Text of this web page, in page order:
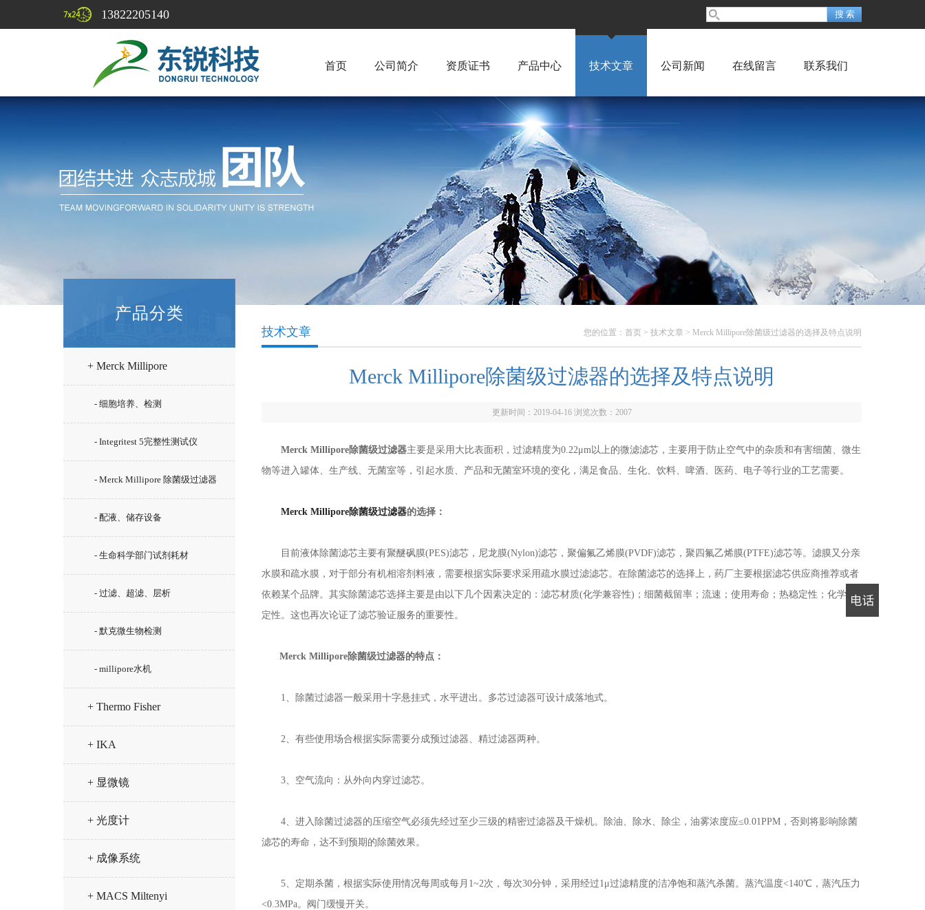
13822205140
首页 公司简介 资质证书 产品中心 技术文章 公司新闻 在线留言 联系我们
产品分类
+ Merck Millipore
- 细胞培养、检测
- Integritest 5完整性测试仪
- Merck Millipore 除菌级过滤器
- 配液、储存设备
- 生命科学部门试剂耗材
- 过滤、超滤、层析
- 默克微生物检测
- millipore水机
+ Thermo Fisher
+ IKA
+ 显微镜
+ 光度计
+ 成像系统
+ MACS Miltenyi
您的位置： 首页 > 技术文章 > Merck Millipore除菌级过滤器的选择及特点说明
技术文章
Merck Millipore除菌级过滤器的选择及特点说明
更新时间：2019-04-16 浏览次数： 2007
Merck Millipore除菌级过滤器主要是采用大比表面积，过滤精度为0.22μm以上的微滤滤芯，主要用于防止空气中的杂质和有害细菌、微生
物等进入罐体、生产线、无菌室等，引起水质、产品和无菌室环境的变化，满足食品、生化、饮料、啤酒、医药、电子等行业的工艺需要。
Merck Millipore除菌级过滤器的选择：
目前液体除菌滤芯主要有聚醚砜膜(PES)滤芯，尼龙膜(Nylon)滤芯，聚偏氟乙烯膜(PVDF)滤芯，聚四氟乙烯膜(PTFE)滤芯等。滤膜又分亲
水膜和疏水膜，对于部分有机相溶剂料液，需要根据实际要求采用疏水膜过滤滤芯。在除菌滤芯的选择上，药厂主要根据滤芯供应商推荐或者
依赖某个品牌。其实除菌滤芯选择主要是由以下几个因素决定的：滤芯材质(化学兼容性)；细菌截留率；流速；使用寿命；热稳定性；化学稳
定性。这也再次论证了滤芯验证服务的重要性。
Merck Millipore除菌级过滤器的特点：
1、除菌过滤器一般采用十字悬挂式，水平进出。多芯过滤器可设计成落地式。
2、有些使用场合根据实际需要分成预过滤器、精过滤器两种。
3、空气流向：从外向内穿过滤芯。
4、进入除菌过滤器的压缩空气必须先经过至少三级的精密过滤器及干燥机。除油、除水、除尘，油雾浓度应≤0.01PPM，否则将影响除菌
滤芯的寿命，达不到预期的除菌效果。
5、定期杀菌，根据实际使用情况每周或每月1~2次，每次30分钟，采用经过1μ过滤精度的洁净饱和蒸汽杀菌。蒸汽温度<140℃，蒸汽压力
<0.3MPa。阀门缓慢开关。